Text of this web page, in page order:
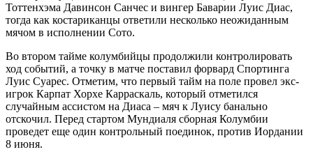
Тоттенхэма Давинсон Санчес и вингер Баварии Луис Диас,
тогда как костариканцы ответили несколько неожиданным
мячом в исполнении Сото.
Во втором тайме колумбийцы продолжили контролировать
ход событий, а точку в матче поставил форвард Спортинга
Луис Суарес. Отметим, что первый тайм на поле провел экс-
игрок Карпат Хорхе Карраскаль, который отметился
случайным ассистом на Диаса – мяч к Луису банально
отскочил. Перед стартом Мундиаля сборная Колумбии
проведет еще один контрольный поединок, против Иордании
8 июня.